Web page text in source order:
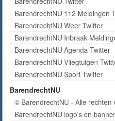
BarendrechtNU 112 Meldingen
BarendrechtNU Weer Twitter
BarendrechtNU Inbraak
BarendrechtNU Agenda Twitter
BarendrechtNU Vliegtuigen
BarendrechtNU Sport Twitter
BarendrechtNU
© BarendrechtNU - Alle rechten
BarendrechtNU logo's en